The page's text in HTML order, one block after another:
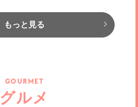
もっと見る
GOURMET
グルメ